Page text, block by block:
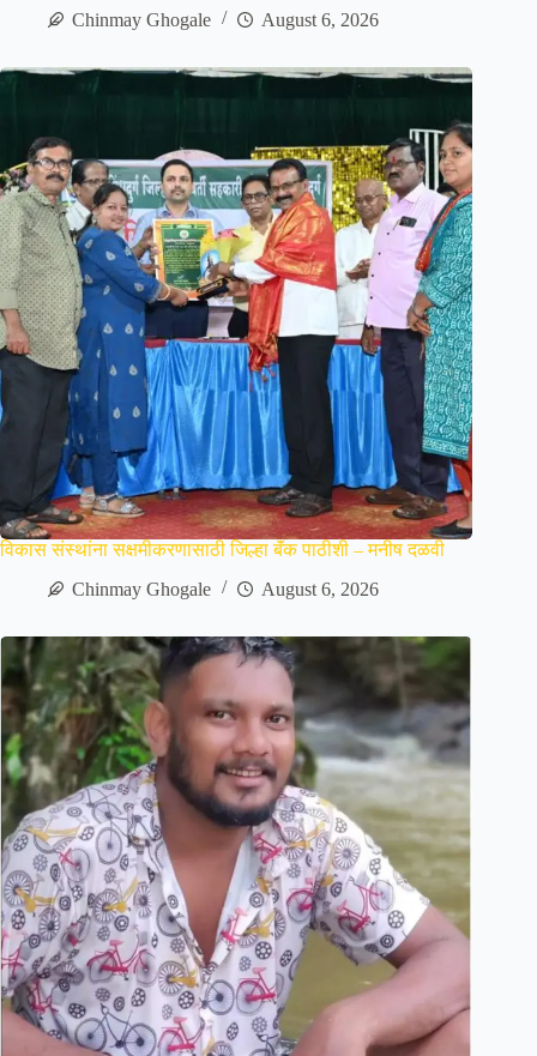
Chinmay Ghogale
August 6, 2026
विकास संस्थांना सक्षमीकरणासाठी जिल्हा बॅंक पाठीशी – मनीष दळवी
Chinmay Ghogale
August 6, 2026